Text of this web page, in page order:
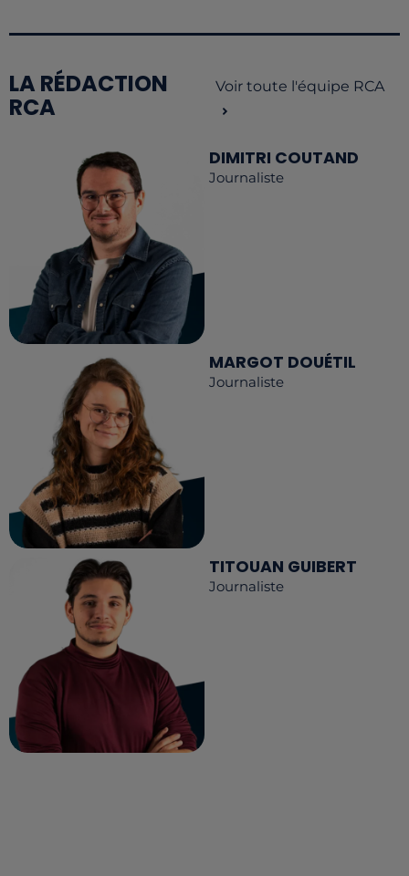
LA RÉDACTION
RCA
Voir toute l'équipe RCA
DIMITRI COUTAND
Journaliste
MARGOT DOUÉTIL
Journaliste
TITOUAN GUIBERT
Journaliste